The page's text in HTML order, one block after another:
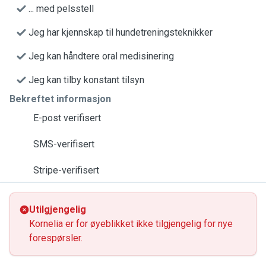
... med pelsstell
Jeg har kjennskap til hundetreningsteknikker
Jeg kan håndtere oral medisinering
Jeg kan tilby konstant tilsyn
Bekreftet informasjon
E-post verifisert
SMS-verifisert
Stripe-verifisert
Utilgjengelig
Kornelia er for øyeblikket ikke tilgjengelig for nye
forespørsler.